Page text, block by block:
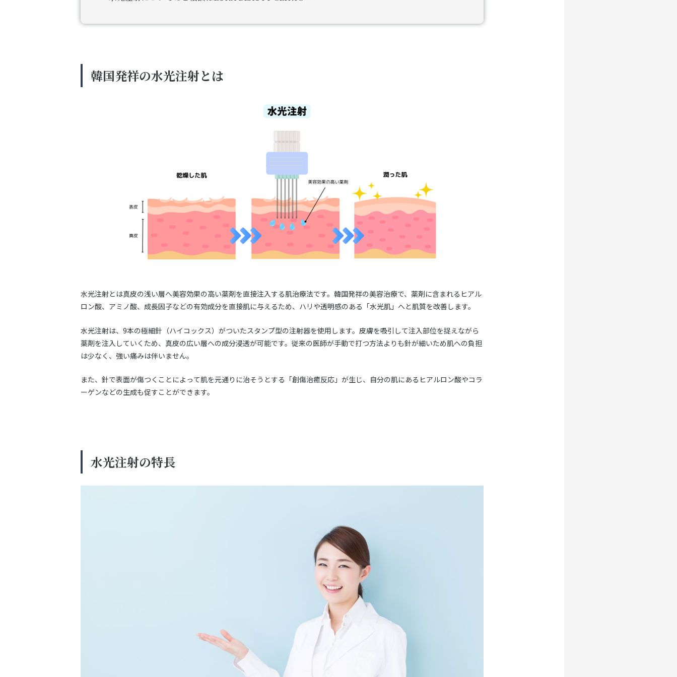
韓国発祥の水光注射とは
水光注射とは真皮の浅い層へ美容効果の高い薬剤を直接注入する肌治療法です。韓国発祥の美容治療で、薬剤に含まれるヒアル
ロン酸、アミノ酸、成長因子などの有効成分を直接肌に与えるため、ハリや透明感のある「水光肌」へと肌質を改善します。
水光注射は、9本の極細針（ハイコックス）がついたスタンプ型の注射器を使用します。皮膚を吸引して注入部位を捉えながら
薬剤を注入していくため、真皮の広い層への成分浸透が可能です。従来の医師が手動で打つ方法よりも針が細いため肌への負担
は少なく、強い痛みは伴いません。
また、針で表面が傷つくことによって肌を元通りに治そうとする「創傷治癒反応」が生じ、自分の肌にあるヒアルロン酸やコラ
ーゲンなどの生成も促すことができます。
水光注射の特長